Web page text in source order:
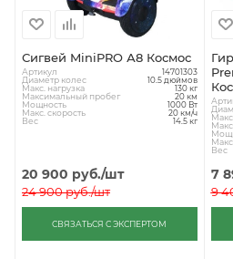
Сигвей MiniPRO А8 Космос
Артикул 14701303
Диаметр колес 10.5 дюймов
Макс. нагрузка 130 кг
Максимальный пробег 20 км
Мощность 1000 Вт
Макс. скорость 20 км/ч
Вес 14.5 кг
20 900 руб./шт
24 900руб./шт
СВЯЗАТЬСЯ С ЭКСПЕРТОМ
Вес
7
9